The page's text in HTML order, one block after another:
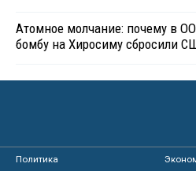
Атомное молчание: почему в
бомбу на Хиросиму сбросили
Политика